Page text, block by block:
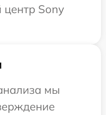
центр Sony
мы